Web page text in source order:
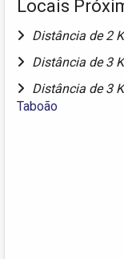
Locais
Distância de 2
Distância de 3
Distância de 3
Taboão